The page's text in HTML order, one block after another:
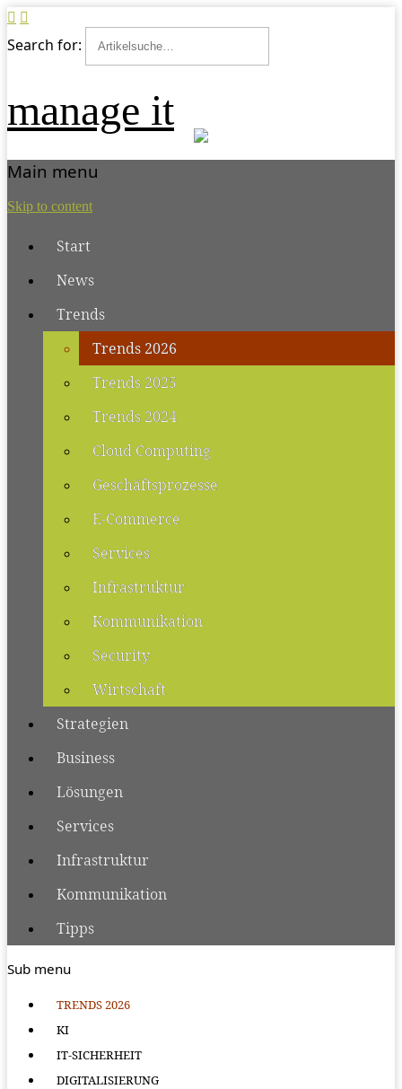
Search for:
manage it
Main menu
Skip to content
Start
News
Trends
Trends 2026
Trends 2025
Trends 2024
Cloud Computing
Geschäftsprozesse
E-Commerce
Services
Infrastruktur
Kommunikation
Security
Wirtschaft
Strategien
Business
Lösungen
Services
Infrastruktur
Kommunikation
Tipps
Sub menu
TRENDS 2026
KI
IT-SICHERHEIT
DIGITALISIERUNG